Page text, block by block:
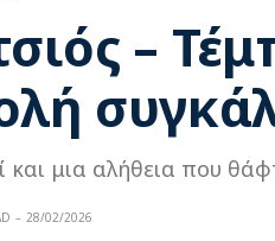
–
και μια αλήθεια που
28/02/2026